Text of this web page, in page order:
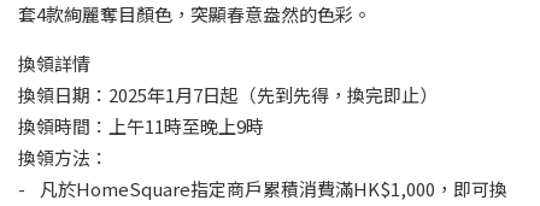
套4款絢麗奪目顏色，突顯春意盎然的色彩。
換領詳情
換領日期：2025年1月7日起（先到先得，換完即止）
換領時間：上午11時至晚上9時
換領方法：
- 凡於HomeSquare指定商戶累積消費滿HK$1,000，即可換